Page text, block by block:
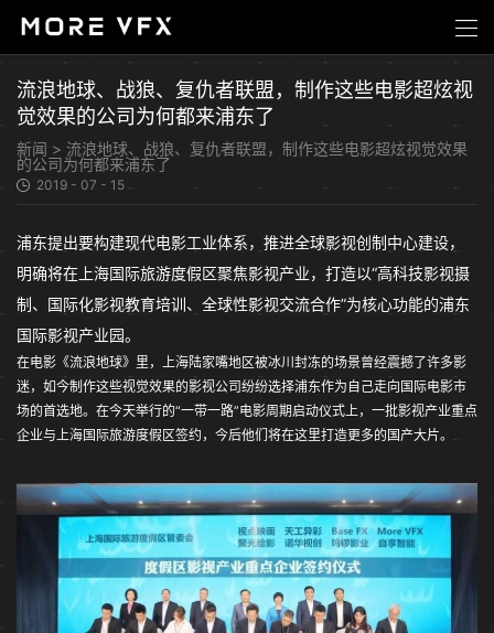
流浪地球、战狼、复仇者联盟，制作这些电影超炫视
觉效果的公司为何都来浦东了
新闻 > 流浪地球、战狼、复仇者联盟，制作这些电影超炫视觉效果
的公司为何都来浦东了
2019 - 07 - 15
浦东提出要构建现代电影工业体系，推进全球影视创制中心建设，
明确将在上海国际旅游度假区聚焦影视产业，打造以“高科技影视摄
制、国际化影视教育培训、全球性影视交流合作”为核心功能的浦东
国际影视产业园。
在电影《流浪地球》里，上海陆家嘴地区被冰川封冻的场景曾经震撼了许多影
迷，如今制作这些视觉效果的影视公司纷纷选择浦东作为自己走向国际电影市
场的首选地。在今天举行的“一带一路”电影周期启动仪式上，一批影视产业重点
企业与上海国际旅游度假区签约，今后他们将在这里打造更多的国产大片。